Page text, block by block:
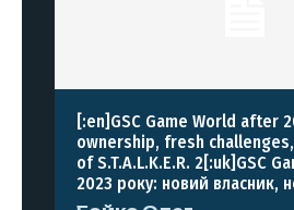
[:en]GSC Game World after
ownership, fresh
of S.T.A.L.K.E.R. 2[:uk]GSC
2023 року: новий власник,